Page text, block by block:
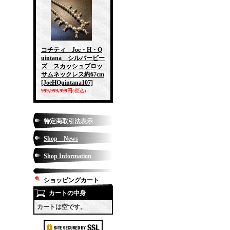
コチティ Joe・H・Q
uintana シルバービー
ズ スカッシュブロッ
サムネックレス約67cm
[JoeHQuintana107]
999,999,999円(税込)
特定商取引法表示
Shop News
Shop Information
ショッピングカート
カートの中身
カートは空です。